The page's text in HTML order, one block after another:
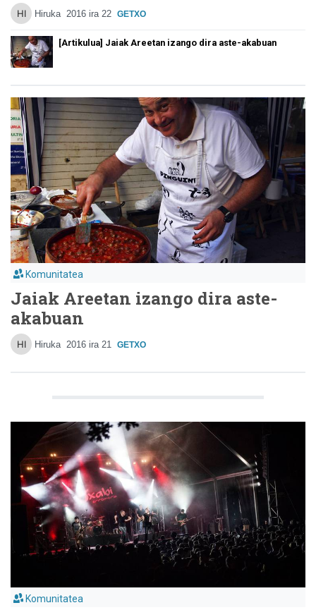
Hiruka 2016 ira 22 GETXO
[Artikulua] Jaiak Areetan izango dira aste-akabuan
Komunitatea
Jaiak Areetan izango dira aste-
akabuan
Hiruka 2016 ira 21 GETXO
Komunitatea